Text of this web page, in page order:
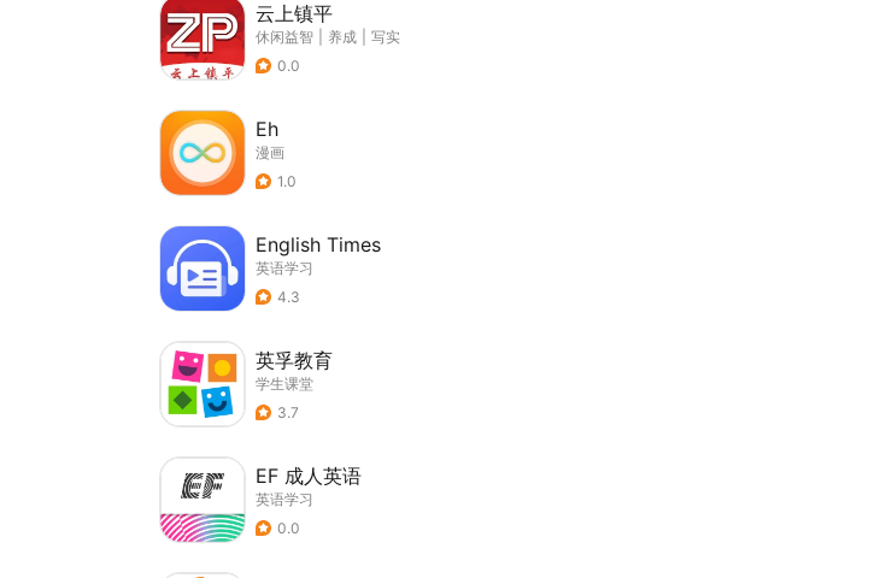
云上镇平
休闲益智 养成
写实
0.0
Eh
漫画
1.0
English Times
英语学习
4.3
英孚教育
学生课堂
3.7
EF 成人英语
英语学习
0.0